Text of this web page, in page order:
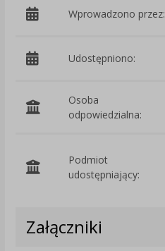
Wprowadzono przez:
Udostępniono:
Osoba
odpowiedzialna:
Podmiot
udostępniający:
Załączniki